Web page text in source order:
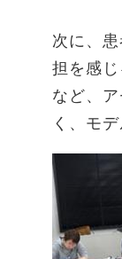
次に、
担を感
など、
く、モ